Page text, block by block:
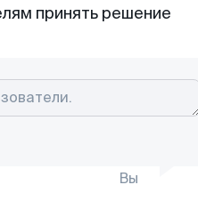
принять решение
Вы